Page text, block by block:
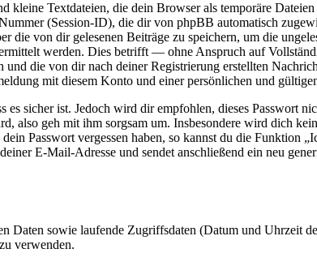
kleine Textdateien, die dein Browser als temporäre
(Session-ID), die dir von phpBB automatisch
die von dir gelesenen Beiträge zu speichern, um die
werden. Dies betrifft — ohne Anspruch auf
die von dir nach deiner Registrierung erstellten
mit diesem Konto und einer persönlichen und
sicher ist. Jedoch wird dir empfohlen, dieses Passwort
also geh mit ihm sorgsam um. Insbesondere wird dich
Passwort vergessen haben, so kannst du die Funktion
E-Mail-Adresse und sendet anschließend ein neu
Daten sowie laufende Zugriffsdaten (Datum und Uhrzeit
verwenden.